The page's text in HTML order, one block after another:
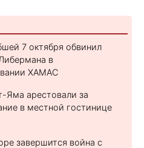
7 октября обвинил
в
ХАМАС
Яма арестовали за
в местной гостинице
завершится война с